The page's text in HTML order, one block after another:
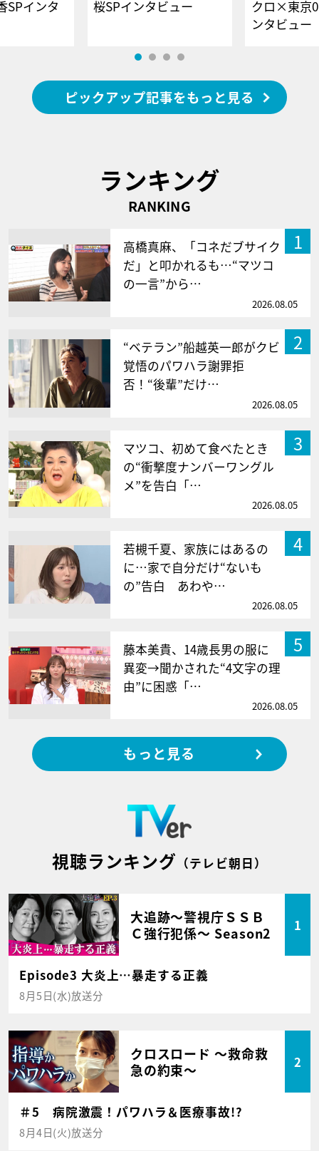
SPインタ 桜SPインタビュー
クロ×東京
ンタビュー
ピックアップ記事をもっと見る
ランキング
RANKING
1
高橋真麻、「コネだブサイク
だ」と叩かれるも…“マツコ
の一言”から…
2026.08.05
2
“ベテラン”船越英一郎がクビ
覚悟のパワハラ謝罪拒
否！“後輩”だけ…
2026.08.05
3
マツコ、初めて食べたとき
の“衝撃度ナンバーワングル
メ”を告白「…
2026.08.05
4
若槻千夏、家族にはあるの
に…家で自分だけ“ないも
の”告白 あわや…
2026.08.05
5
藤本美貴、14歳長男の服に
異変→聞かされた“4文字の理
由”に困惑「…
2026.08.05
もっと見る
視聴ランキング （テレビ朝日）
大追跡～警視庁ＳＳＢ
Ｃ強行犯係～ Season2
1
Episode3 大炎上…暴走する正義
8月5日(水)放送分
クロスロード ～救命救
急の約束～
2
＃5 病院激震！パワハラ＆医療事故!?
8月4日(火)放送分